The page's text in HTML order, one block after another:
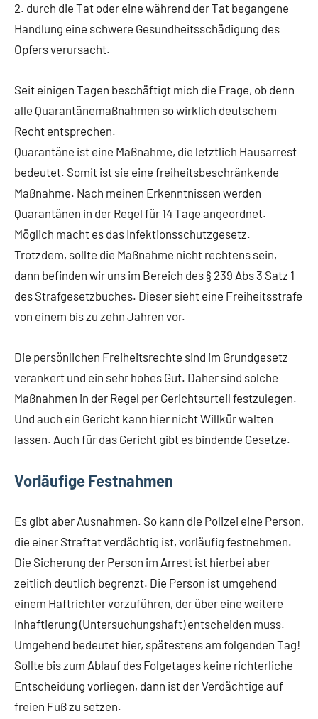
2. durch die Tat oder eine während der Tat begangene
Handlung eine schwere Gesundheitsschädigung des
Opfers verursacht.
Seit einigen Tagen beschäftigt mich die Frage, ob denn
alle Quarantänemaßnahmen so wirklich deutschem
Recht entsprechen.
Quarantäne ist eine Maßnahme, die letztlich Hausarrest
bedeutet. Somit ist sie eine freiheitsbeschränkende
Maßnahme. Nach meinen Erkenntnissen werden
Quarantänen in der Regel für 14 Tage angeordnet.
Möglich macht es das Infektionsschutzgesetz.
Trotzdem, sollte die Maßnahme nicht rechtens sein,
dann befinden wir uns im Bereich des § 239 Abs 3 Satz 1
des Strafgesetzbuches. Dieser sieht eine Freiheitsstrafe
von einem bis zu zehn Jahren vor.
Die persönlichen Freiheitsrechte sind im Grundgesetz
verankert und ein sehr hohes Gut. Daher sind solche
Maßnahmen in der Regel per Gerichtsurteil festzulegen.
Und auch ein Gericht kann hier nicht Willkür walten
lassen. Auch für das Gericht gibt es bindende Gesetze.
Vorläufige Festnahmen
Es gibt aber Ausnahmen. So kann die Polizei eine Person,
die einer Straftat verdächtig ist, vorläufig festnehmen.
Die Sicherung der Person im Arrest ist hierbei aber
zeitlich deutlich begrenzt. Die Person ist umgehend
einem Haftrichter vorzuführen, der über eine weitere
Inhaftierung (Untersuchungshaft) entscheiden muss.
Umgehend bedeutet hier, spätestens am folgenden Tag!
Sollte bis zum Ablauf des Folgetages keine richterliche
Entscheidung vorliegen, dann ist der Verdächtige auf
freien Fuß zu setzen.